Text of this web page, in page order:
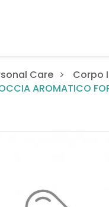
Care Corpo
AROMATICO